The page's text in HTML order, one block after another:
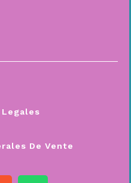
De Vente